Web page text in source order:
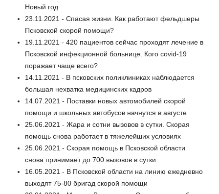
Новый год
23.11.2021 - Спасая жизни. Как работают фельдшеры
Псковской скорой помощи?
19.11.2021 - 420 пациентов сейчас проходят лечение в
Псковской инфекционной больнице. Кого covid-19
поражает чаще всего?
14.11.2021 - В псковских поликлиниках наблюдается
большая нехватка медицинских кадров
14.07.2021 - Поставки новых автомобилей скорой
помощи и школьных автобусов начнутся в августе
25.06.2021 - Жара и сотни вызовов в сутки. Скорая
помощь снова работает в тяжелейших условиях
25.06.2021 - Скорая помощь в Псковской области
снова принимает до 700 вызовов в сутки
16.05.2021 - В Псковской области на линию ежедневно
выходят 75-80 бригад скорой помощи